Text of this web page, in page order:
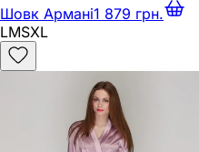
Шовк Армані1 879 грн.
LMSXL